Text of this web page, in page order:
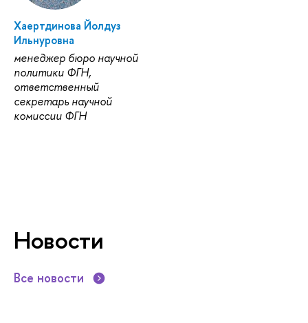
Хаертдинова Йолдуз
Ильнуровна
менеджер бюро научной
политики ФГН,
ответственный
секретарь научной
комиссии ФГН
Новости
Все новости